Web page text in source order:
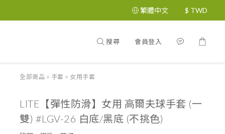
繁體中文 $ TWD
搜尋 會員登入
全部商品 > 手套 > 女用手套
LITE【彈性防滑】女用 高爾夫球手套 (一
雙) #LGV-26 白底/黑底 (不挑色)